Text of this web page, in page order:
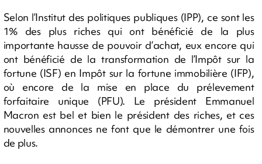
Selon l’Institut des politiques publiques (IPP), ce sont les
1% des plus riches qui ont bénéficié de la plus
importante hausse de pouvoir d’achat, eux encore qui
ont bénéficié de la transformation de l’Impôt sur la
fortune (ISF) en Impôt sur la fortune immobilière (IFP),
où encore de la mise en place du prélevement
forfaitaire unique (PFU). Le président Emmanuel
Macron est bel et bien le président des riches, et ces
nouvelles annonces ne font que le démontrer une fois
de plus.